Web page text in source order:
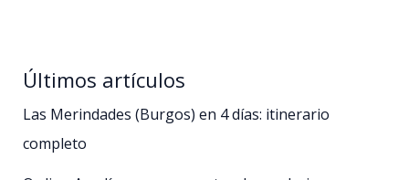
Últimos artículos
Las Merindades (Burgos) en 4 días: itinerario
completo